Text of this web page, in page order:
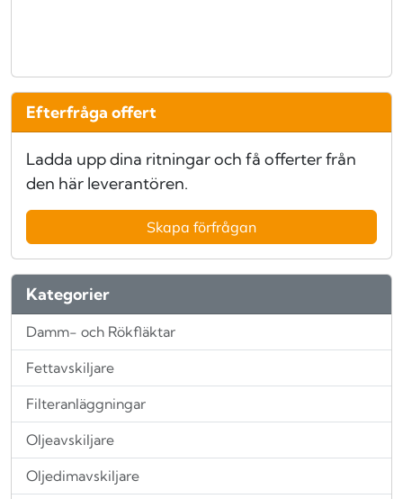
Efterfråga offert
Ladda upp dina ritningar och få offerter från
den här leverantören.
Skapa förfrågan
Kategorier
Damm- och Rökfläktar
Fettavskiljare
Filteranläggningar
Oljeavskiljare
Oljedimavskiljare